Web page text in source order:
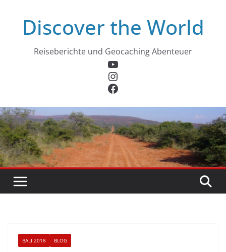
springenDiscover the World
Reiseberichte und Geocaching Abenteuer
YouTube
Instagram
Facebook
BALI 2018 BLOG